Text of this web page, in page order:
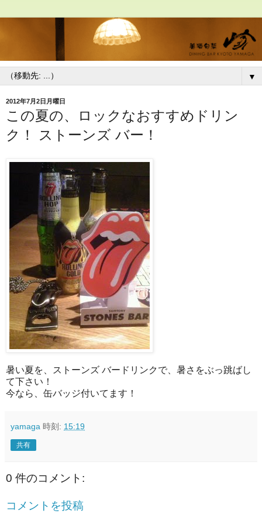
▼
2012年7月2日月曜日
この夏の、ロックなおすすめドリン
ク！ ストーンズ バー！
暑い夏を、ストーンズ バードリンクで、暑さをぶっ跳ばし
て下さい！
今なら、缶バッジ付いてます！
yamaga 時刻: 15:19
共有
0 件のコメント:
コメントを投稿